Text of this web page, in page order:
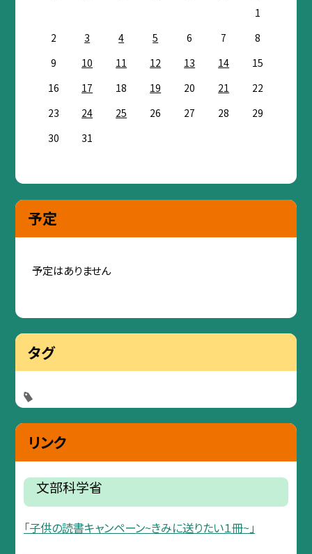
1
2
3 4 5 6 7
8
9
10 11 12 13 14
15
16
17 18 19 20 21
22
23
24 25 26 27 28
29
30
31
予定
予定はありません
タグ
リンク
文部科学省
「子供の読書キャンペーン~きみに送りたい１冊~」